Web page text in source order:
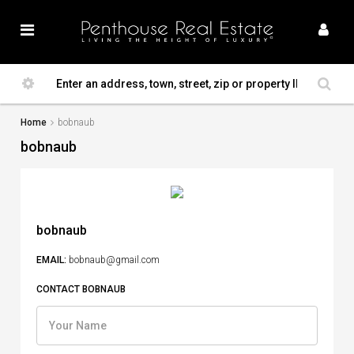
Home bobnaub
bobnaub
bobnaub
EMAIL: bobnaub@gmail.com
CONTACT BOBNAUB